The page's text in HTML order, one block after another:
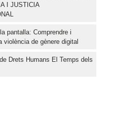
I JUSTICIA
pantalla: Comprendre i
violència de gènere digital
Drets Humans El Temps dels